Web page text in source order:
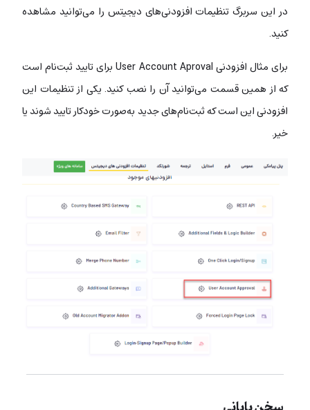
در این سربرگ تنظیمات افزودنی‌های دیجیتس را می‌توانید مشاهده
کنید.
برای مثال افزودنی User Account Aproval برای تایید ثبت‌نام است
که از همین قسمت می‌توانید آن را نصب کنید. یکی از تنظیمات این
افزودنی این است که ثبت‌نام‌های جدید به‌صورت خودکار تایید شوند یا
خیر.